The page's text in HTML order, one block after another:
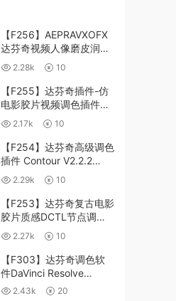
【F256】AEPRAVXOFX
达芬奇视频人像磨皮润肤
美颜插件 Beauty Box
V6.0.3 Win
2.28k 10
【F255】达芬奇插件-仿
电影胶片视频调色插件
ARRI Film Lab 1.0.10 Win
2.17k 10
【F254】达芬奇高级调色
插件 Contour V2.2.2
WinMac 含使用教程
2.29k 10
【F253】达芬奇复古电影
胶片质感DCTL节点调色
预设 MonoNodes LOOK
LAB PRINT V4.0
2.27k 10
【F303】达芬奇调色软
件DaVinci Resolve
Studio21.0.3 中文版
2.43k 20